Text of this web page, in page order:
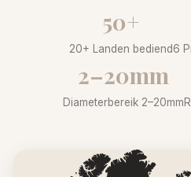
50+
20+ Landen bediend6
2–20mm
Diameterbereik 2–20mm